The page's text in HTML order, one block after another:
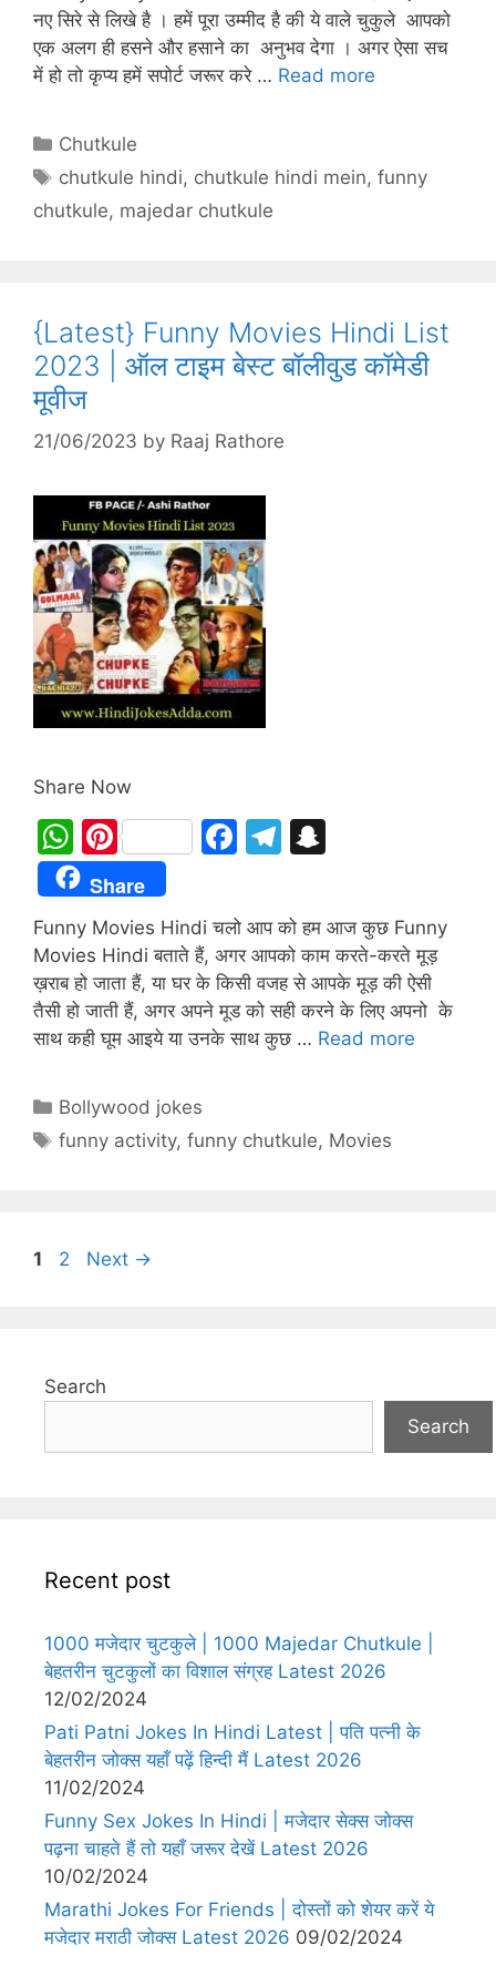
A
p
p
st
b
o
o
a
m
c
h
at
नए सिरे से लिखे है । हमें पूरा उम्मीद है की ये वाले चुकुले आपको
एक अलग ही हसने और हसाने का अनुभव देगा । अगर ऐसा सच
में हो तो कृप्य हमें सपोर्ट जरूर करे … Read more
Categories
Chutkule
Tags
chutkule hindi, chutkule hindi mein,funny
chutkule, majedar chutkule
{Latest} Funny Movies Hindi List
2023 | ऑल टाइम बेस्ट बॉलीवुड कॉमेडी
मूवीज
21/06/2023 by Raaj Rathore
Share Now
W
h
at
s
A
p
p
Pi
nt
er
e
st
F
e
b
o
o
T
e
gr
a
m
p
c
h
at
Share
Funny Movies Hindi चलो आप को हम आज कुछ Funny
Movies Hindi बताते हैं, अगर आपको काम करते-करते मूड़
ख़राब हो जाता हैं, या घर के किसी वजह से आपके मूड़ की ऐसी
तैसी हो जाती हैं, अगर अपने मूड को सही करने के लिए अपनो के
साथ कही घूम आइये या उनके साथ कुछ … Read more
Categories
Bollywood jokes
Tags
funny activity,funny chutkule, Movies
Page
1 Page
2 Next →
Search
Search
Recent post
1000 मजेदार चुटकुले | 1000 Majedar Chutkule |
बेहतरीन चुटकुलों का विशाल संग्रह Latest 2026
12/02/2024
Pati Patni Jokes In Hindi Latest | पति पत्नी के
बेहतरीन जोक्स यहाँ पढ़ें हिन्दी मैं Latest 2026
11/02/2024
Funny Sex Jokes In Hindi | मजेदार सेक्स जोक्स
पढ़ना चाहते हैं तो यहाँ जरूर देखें Latest 2026
10/02/2024
Marathi Jokes For Friends | दोस्तों को शेयर करें ये
मजेदार मराठी जोक्स Latest 2026 09/02/2024